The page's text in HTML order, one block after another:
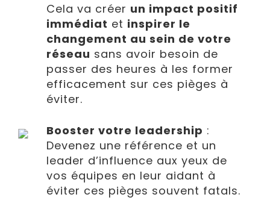
Cela va créer un impact positif
immédiat et inspirer le
changement au sein de votre
réseau sans avoir besoin de
passer des heures à les former
efficacement sur ces pièges à
éviter.
Booster votre leadership :
Devenez une référence et un
leader d’influence aux yeux de
vos équipes en leur aidant à
éviter ces pièges souvent fatals.